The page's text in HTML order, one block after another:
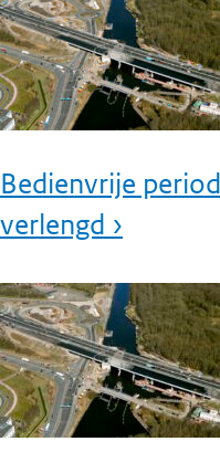
Bedienvrije
verlengd ›